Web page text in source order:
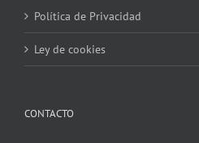
Política de Privacidad
Ley de cookies
CONTACTO